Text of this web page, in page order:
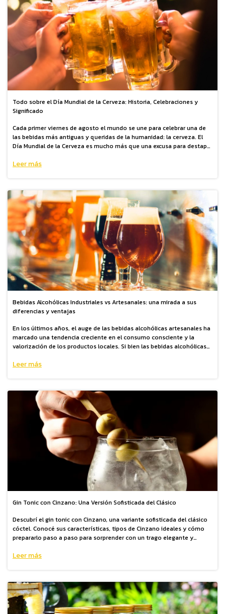
Todo sobre el Día Mundial de la Cerveza: Historia, Celebraciones y
Significado
Cada primer viernes de agosto el mundo se une para celebrar una de
las bebidas más antiguas y queridas de la humanidad: la cerveza. El
Día Mundial de la Cerveza es mucho más que una excusa para destapar
Leer más
Bebidas Alcohólicas Industriales vs Artesanales: una mirada a sus
diferencias y ventajas
En los últimos años, el auge de las bebidas alcohólicas artesanales ha
marcado una tendencia creciente en el consumo consciente y la
valorización de los productos locales. Si bien las bebidas alcohólicas
que las artesanales presentan una serie de ventajas que van más allá
artesanales representan una elección más consciente y significativa.
Leer más
Gin Tonic con Cinzano: Una Versión Sofisticada del Clásico
Descubrí el gin tonic con Cinzano, una variante sofisticada del clásico
cóctel. Conocé sus características, tipos de Cinzano ideales y cómo
prepararlo paso a paso para sorprender con un trago elegante y
Leer más